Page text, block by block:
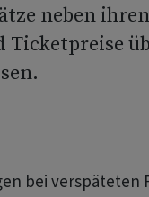
neben
Ticketpreise
bei verspäteten